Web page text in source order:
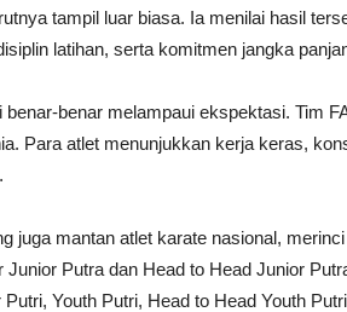
tampil luar biasa. Ia menilai hasil
latihan, serta komitmen jangka
benar-benar melampaui ekspektasi. Tim
Para atlet menunjukkan kerja keras,
juga mantan atlet karate nasional,
Junior Putra dan Head to Head Junior
Putri, Youth Putri, Head to Head Youth